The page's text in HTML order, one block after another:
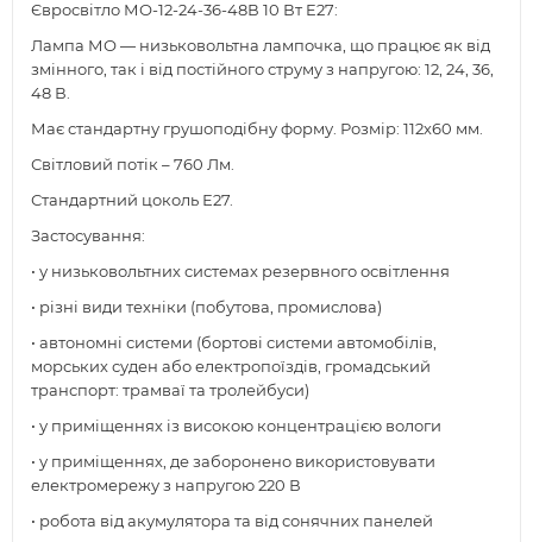
Євросвітло МО-12-24-36-48В 10 Вт E27:
Лампа МО — низьковольтна лампочка, що працює як від
змінного, так і від постійного струму з напругою: 12, 24, 36,
48 В.
Має стандартну грушоподібну форму. Розмір: 112х60 мм.
Світловий потік – 760 Лм.
Стандартний цоколь Е27.
Застосування:
• у низьковольтних системах резервного освітлення
• різні види техніки (побутова, промислова)
• автономні системи (бортові системи автомобілів,
морських суден або електропоїздів, громадський
транспорт: трамваї та тролейбуси)
• у приміщеннях із високою концентрацією вологи
• у приміщеннях, де заборонено використовувати
електромережу з напругою 220 В
• робота від акумулятора та від сонячних панелей